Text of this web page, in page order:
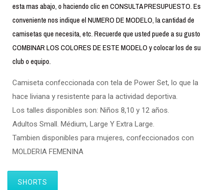
esta mas abajo, o haciendo clic en CONSULTA PRESUPUESTO. Es
conveniente nos indique el NUMERO DE MODELO, la cantidad de
camisetas que necesita, etc. Recuerde que usted puede a su gusto
COMBINAR LOS COLORES DE ESTE MODELO y colocar los de su
club o equipo.
Camiseta confeccionada con tela de Power Set, lo que la
hace liviana y resistente para la actividad deportiva.
Los talles disponibles son: Niños 8,10 y 12 años.
Adultos Small. Médium, Large Y Extra Large.
Tambien disponibles para mujeres, confeccionados con
MOLDERIA FEMENINA
SHORTS